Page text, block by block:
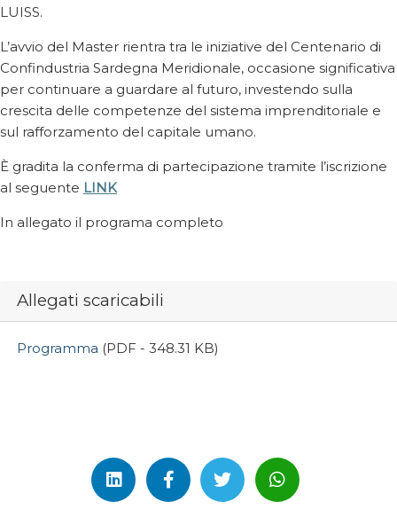
LUISS.
L’avvio del Master rientra tra le iniziative del Centenario di
Confindustria Sardegna Meridionale, occasione significativa
per continuare a guardare al futuro, investendo sulla
crescita delle competenze del sistema imprenditoriale e
sul rafforzamento del capitale umano.
È gradita la conferma di partecipazione tramite l’iscrizione
al seguente LINK
In allegato il programa completo
Allegati scaricabili
Programma (PDF - 348.31 KB)